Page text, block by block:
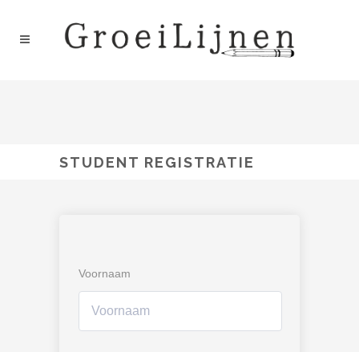
STUDENT REGISTRATIE
Voornaam